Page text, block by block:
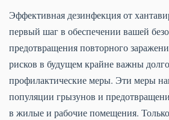
Эффективная дезинфекция от
первый шаг в обеспечении вашей
предотвращения повторного
рисков в будущем крайне важны
профилактические меры. Эти меры
популяции грызунов и
в жилые и рабочие помещения.